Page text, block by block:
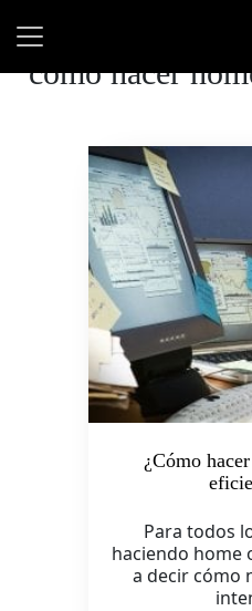
como hacer
¿Cómo
Para todos
haciendo home
a decir cómo